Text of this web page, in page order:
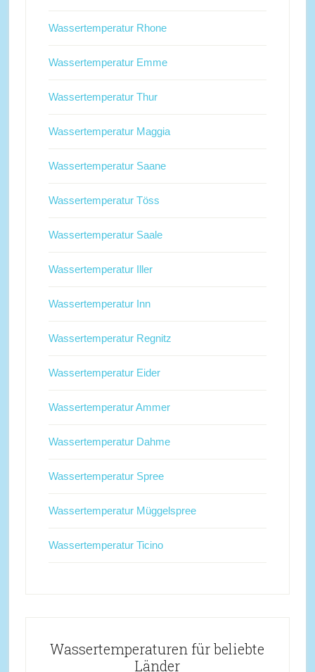
Wassertemperatur Rhone
Wassertemperatur Emme
Wassertemperatur Thur
Wassertemperatur Maggia
Wassertemperatur Saane
Wassertemperatur Töss
Wassertemperatur Saale
Wassertemperatur Iller
Wassertemperatur Inn
Wassertemperatur Regnitz
Wassertemperatur Eider
Wassertemperatur Ammer
Wassertemperatur Dahme
Wassertemperatur Spree
Wassertemperatur Müggelspree
Wassertemperatur Ticino
Wassertemperaturen für beliebte
Länder